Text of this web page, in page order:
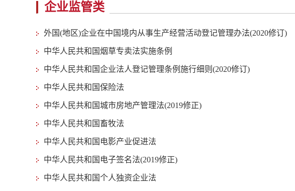
企业监管类
外国(地区)企业在中国境内从事生产经营活动登记管理办法(2020修订)
中华人民共和国烟草专卖法实施条例
中华人民共和国企业法人登记管理条例施行细则(2020修订)
中华人民共和国保险法
中华人民共和国城市房地产管理法(2019修正)
中华人民共和国畜牧法
中华人民共和国电影产业促进法
中华人民共和国电子签名法(2019修正)
中华人民共和国个人独资企业法